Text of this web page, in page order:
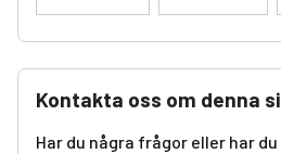
Kontakta oss om denna
Har du några frågor eller har